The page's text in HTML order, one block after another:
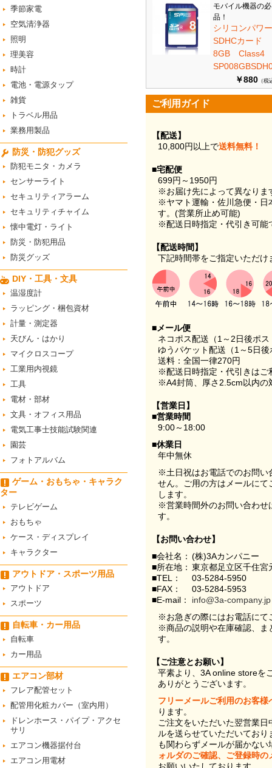
季節家電
空気清浄器
照明
理美容
時計
電池・電源タップ
雑貨
トラベル用品
業務用製品
防災・防犯グッズ
防犯モニタ・カメラ
センサーライト
セキュリティアラーム
セキュリティチャイム
懐中電灯・ライト
防災・防犯用品
防災グッズ
DIY・工具・文具
温湿度計
ラッピング・梱包資材
計量・測定器
天びん・はかり
マイクロスコープ
工業用内視鏡
工具
電材・部材
文具・オフィス用品
電気工事士技能試験関連
園芸
フォトアルバム
ゲーム・おもちゃ・キャラク
ター
テレビゲーム
おもちゃ
ケース・ディスプレイ
キャラクター
アウトドア・スポーツ用品
アウトドア
スポーツ
自転車・カー用品
自転車
カー用品
エアコン部材
フレア配管セット
配管用化粧カバー（室内用）
ドレンホース・パイプ・アクセ
サリ
エアコン機器据付台
エアコン用電材
モバイル機器の
品！
シリコンパ
SDHCカード
8GB
￥880 （税
ご利用ガイド
【配送】
10,800円以上で送料無料！
■宅配便
699円～1950円
※お届け先によって異なりま
※ヤマト運輸・佐川急便・日
す。(営業所止め可能)
※配送日時指定・代引き可能
【配送時間】
下記時間帯をご指定いただけ
■メール便
ネコポス配送（1～2日後ポ
ゆうパケット配送（1～5日
送料：全国一律270円
※配送日時指定・代引きはご
※A4封筒、厚さ2.5cm以内の
【営業日】
■営業時間
9:00～18:00
■休業日
年中無休
※土日祝はお電話でのお問い
せん。ご用の方はメールに
します。
※営業時間外のお問い合わせ
す。
【お問い合わせ】
■会社名： (株)3Aカンパニー
■所在地： 東京都足立区千住
■TEL：
03-5284-5950
■FAX：
03-5284-5953
■E-mail：
info@3a-company.jp
※お急ぎの際にはお電話にて
※商品の説明や在庫確認、ま
す。
【ご注意とお願い】
平素より、3A online storeを
ありがとうございます。
フリーメールご利用のお客様
ります。
ご注文をいただいた翌営業
ルを送らせていただいてお
も関わらずメールが届かない
ォルダのご確認、ご登録時